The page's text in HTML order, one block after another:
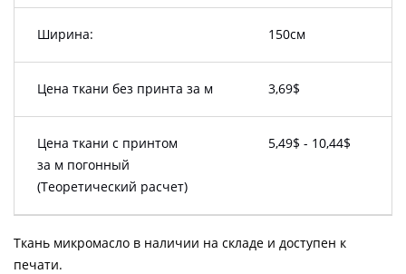
Ширина: 150см
Цена ткани без принта за м 3,69$
Цена ткани с принтом
за м погонный
(Теоретический расчет)
5,49$ - 10,44$
Ткань микромасло в наличии на складе и доступен к
печати.